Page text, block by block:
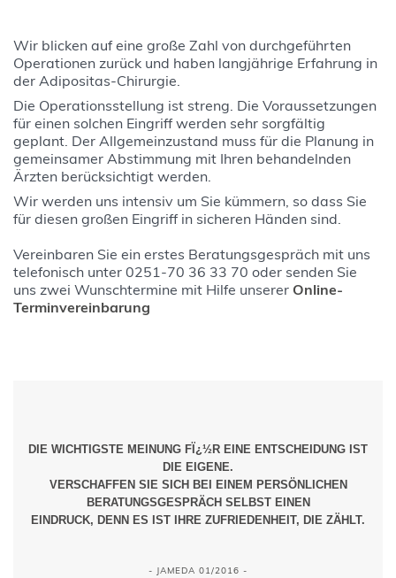
Wir blicken auf eine große Zahl von durchgeführten
Operationen zurück und haben langjährige Erfahrung in
der Adipositas-Chirurgie.
Die Operationsstellung ist streng. Die Voraussetzungen
für einen solchen Eingriff werden sehr sorgfältig
geplant. Der Allgemeinzustand muss für die Planung in
gemeinsamer Abstimmung mit Ihren behandelnden
Ärzten berücksichtigt werden.
Wir werden uns intensiv um Sie kümmern, so dass Sie
für diesen großen Eingriff in sicheren Händen sind.
Vereinbaren Sie ein erstes Beratungsgespräch mit uns
telefonisch unter 0251-70 36 33 70 oder senden Sie
uns zwei Wunschtermine mit Hilfe unserer Online-
Terminvereinbarung
DIE WICHTIGSTE MEINUNG FÏ¿½R EINE ENTSCHEIDUNG IST
DIE EIGENE.
VERSCHAFFEN SIE SICH BEI EINEM PERSÖNLICHEN
BERATUNGSGESPRÄCH SELBST EINEN
EINDRUCK, DENN ES IST IHRE ZUFRIEDENHEIT, DIE ZÄHLT.
- JAMEDA 01/2016 -